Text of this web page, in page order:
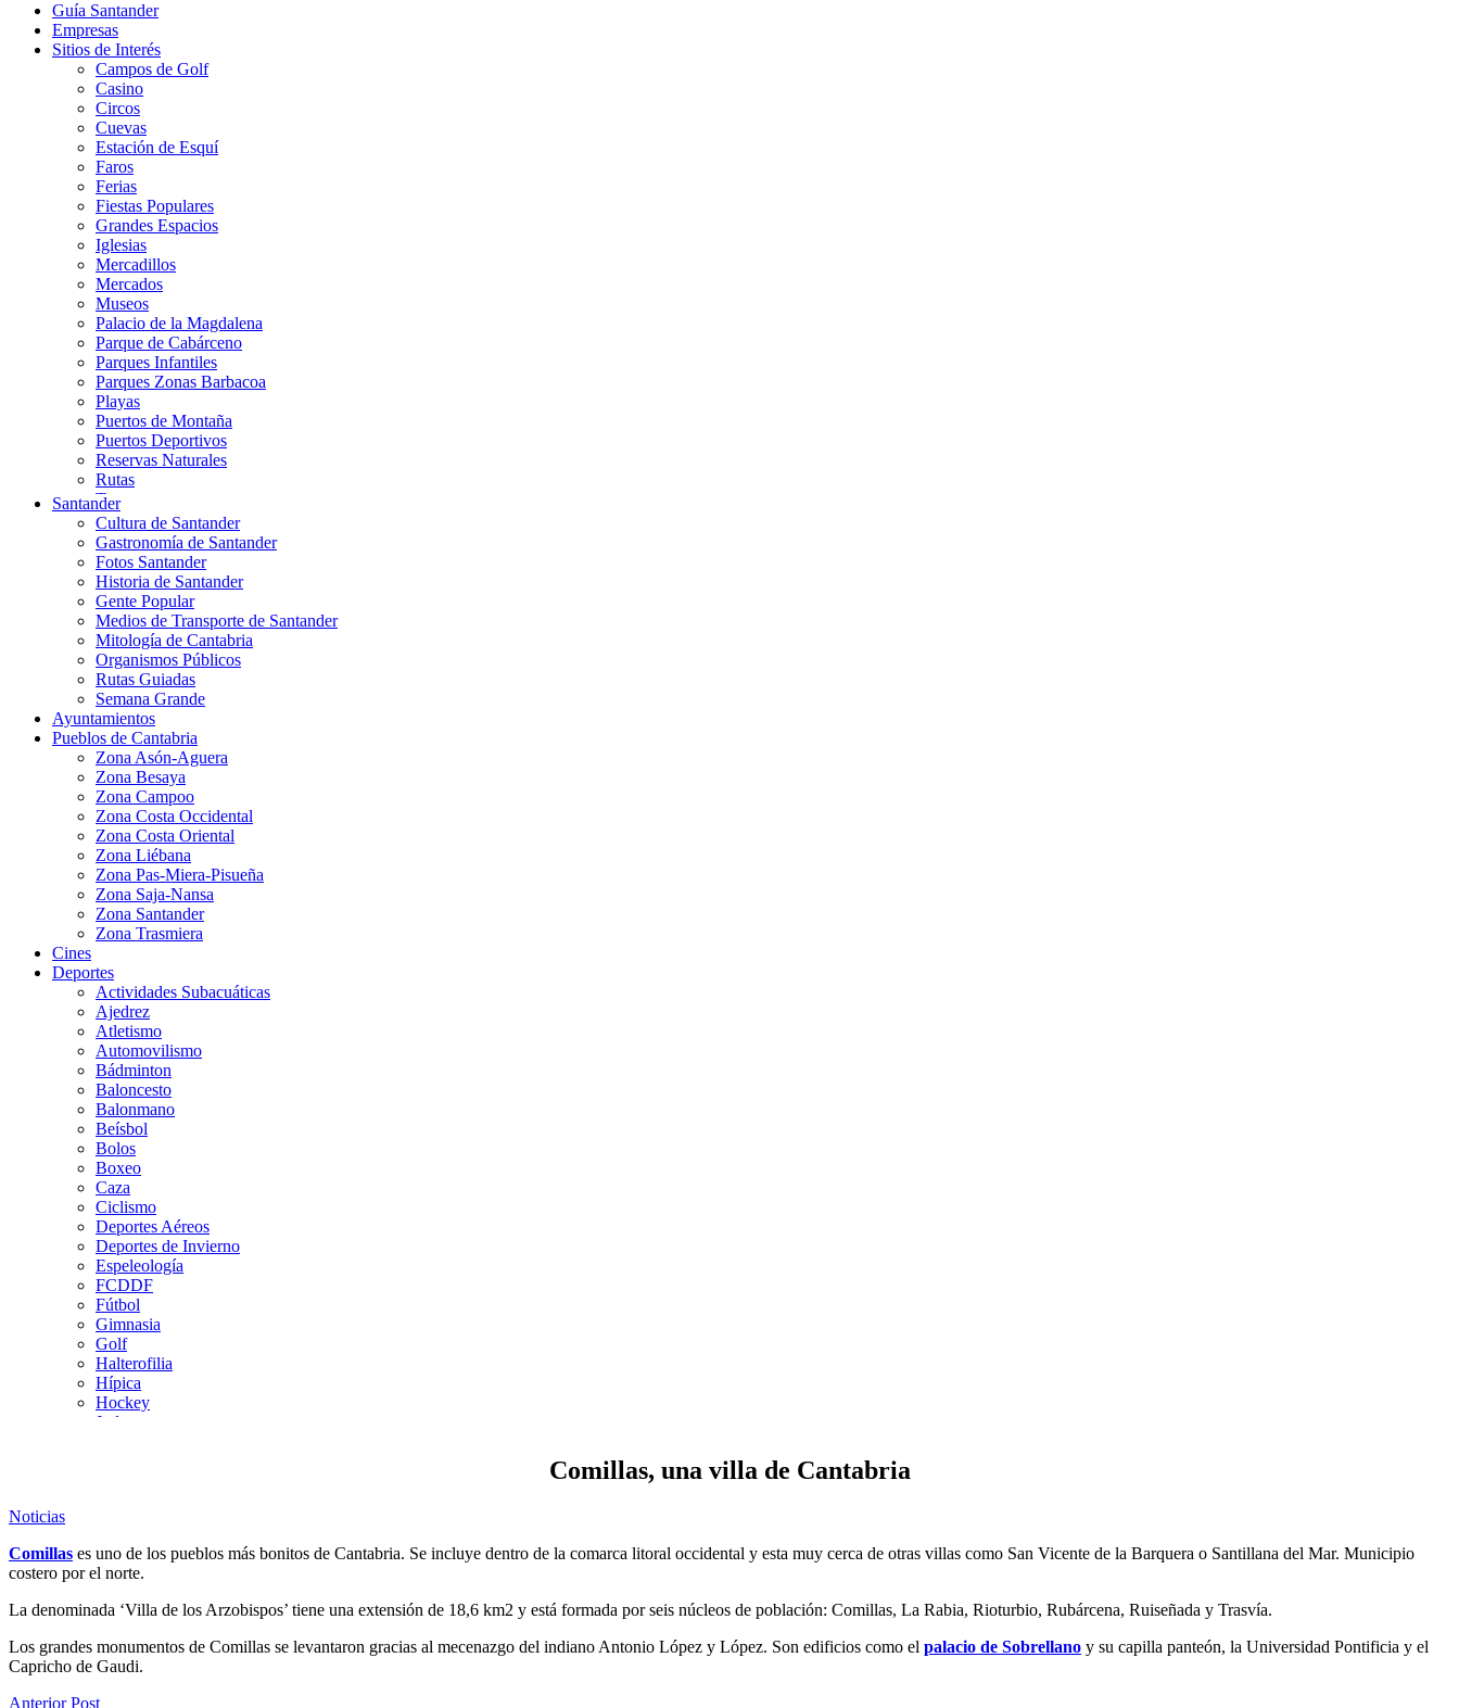
Guía Santander
Empresas
Sitios de Interés
Campos de Golf
Casino
Circos
Cuevas
Estación de Esquí
Faros
Ferias
Fiestas Populares
Grandes Espacios
Iglesias
Mercadillos
Mercados
Museos
Palacio de la Magdalena
Parque de Cabárceno
Parques Infantiles
Parques Zonas Barbacoa
Playas
Puertos de Montaña
Puertos Deportivos
Reservas Naturales
Rutas
Teatros
Teléferico
Zoológicos
Santander
Cultura de Santander
Gastronomía de Santander
Fotos Santander
Historia de Santander
Gente Popular
Medios de Transporte de Santander
Mitología de Cantabria
Organismos Públicos
Rutas Guiadas
Semana Grande
Ayuntamientos
Pueblos de Cantabria
Zona Asón-Aguera
Zona Besaya
Zona Campoo
Zona Costa Occidental
Zona Costa Oriental
Zona Liébana
Zona Pas-Miera-Pisueña
Zona Saja-Nansa
Zona Santander
Zona Trasmiera
Cines
Deportes
Actividades Subacuáticas
Ajedrez
Atletismo
Automovilismo
Bádminton
Baloncesto
Balonmano
Beísbol
Bolos
Boxeo
Caza
Ciclismo
Deportes Aéreos
Deportes de Invierno
Espeleología
FCDDF
Fútbol
Gimnasia
Golf
Halterofilia
Hípica
Hockey
Judo
Pesca
Petanca
Remo
Salvamento y Socorrismo
Squash
Surf
Comillas, una villa de Cantabria
Noticias
Comillas es uno de los pueblos más bonitos de Cantabria. Se incluye dentro de la comarca litoral occidental y esta muy cerca de otras villas como San Vicente de la Barquera o Santillana del Mar. Municipio
costero por el norte.
La denominada ‘Villa de los Arzobispos’ tiene una extensión de 18,6 km2 y está formada por seis núcleos de población: Comillas, La Rabia, Rioturbio, Rubárcena, Ruiseñada y Trasvía.
Los grandes monumentos de Comillas se levantaron gracias al mecenazgo del indiano Antonio López y López. Son edificios como el palacio de Sobrellano y su capilla panteón, la Universidad Pontificia y el
Capricho de Gaudi.
Anterior Post